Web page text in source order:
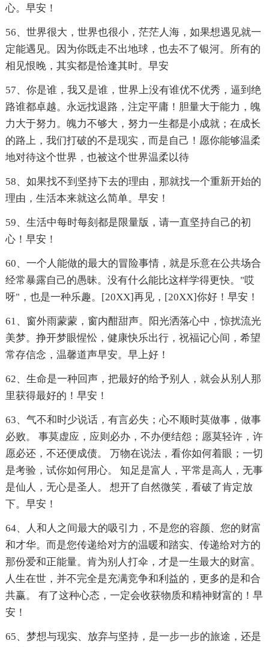
心。早安！
56、世界很大，世界也很小，茫茫人海，如果想遇见就一
定能遇见。因为你既走不出地球，也去不了银河。所有的
相见恨晚，其实都是恰逢其时。早安
57、你是谁，我又是谁，世界上没有谁优不优秀，逼到绝
路谁都卓越。永远找退路，注定平庸！胆量大于能力，魄
力大于努力。魄力不够大，努力一生都是小成就；在成长
的路上，我们打破的不是现实，而是自己！愿你能够温柔
地对待这个世界，也被这个世界温柔以待
58、如果找不到坚持下去的理由，那就找一个重新开始的
理由，生活本来就这么简单。早安！
59、生活中每时每刻都是限量版，请一直坚持自己的初
心！早安！
60、一个人能做的最大的冒险事情，就是乐意在公共场合
经常暴露自己的愚昧。没有什么能比这样学得更快。"哎
呀"，也是一种乐趣。[20XX]再见，[20XX]你好！早安！
61、窗外雨蒙蒙，窗内酣甜声。阳光洒落心中，惊扰流光
美梦。挣开梦眼惺忪，健康快乐出行，祝福记心间，希望
常存信念，温馨道声早安。早上好！
62、生命是一种回声，把最好的给予别人，就会从别人那
里获得最好的！早安！
63、气不和时少说话，有言必失；心不顺时莫做事，做事
必败。 事莫虚应，应则必办，不办便结怨；愿莫轻许，许
愿必还，不还便成债。 万物在说法，看你如何着眼；一切
是考验，试你如何用心。 知足是富人，平常是高人，无事
是仙人，无心是圣人。 想开了自然微笑，看破了肯定放
下。早安！
64、人和人之间最大的吸引力，不是您的容颜、您的财富
和才华。而是您传递给对方的温暖和踏实、传递给对方的
那份爱和正能量。肯为别人打伞，才是一生最大的财富。
人生在世，并不完全是充满竞争和利益的，更多的是和合
共赢。 有了这种心态，一定会收获物质和精神财富的！早
安！
65、梦想与现实、放弃与坚持，是一步一步的旅途，还是